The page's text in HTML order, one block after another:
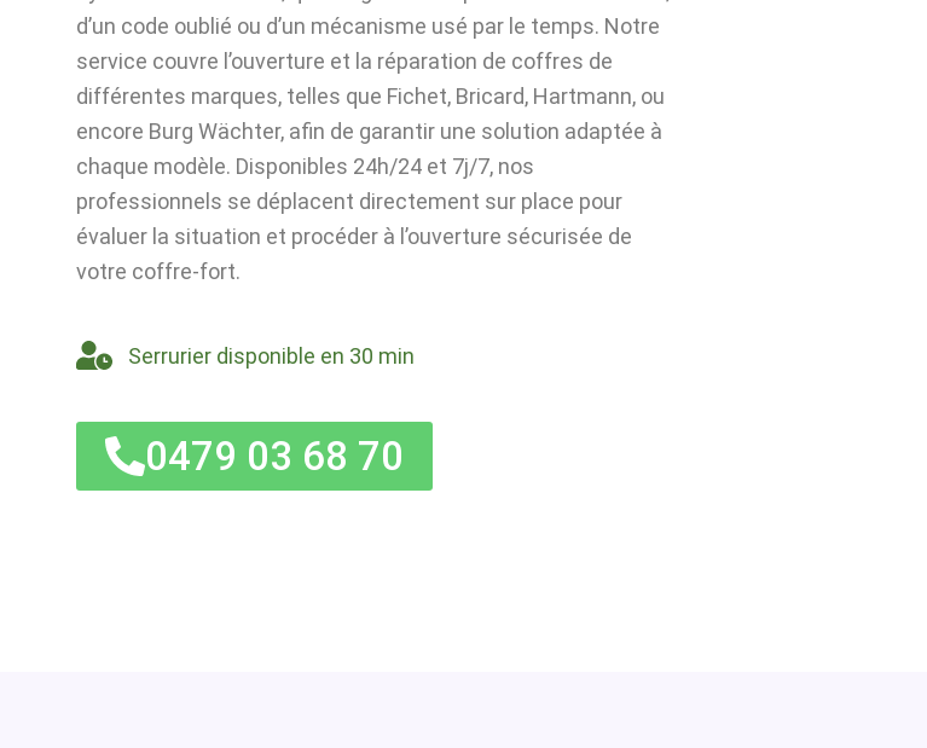
d’un code oublié ou d’un mécanisme usé par le temps. Notre
service couvre l’ouverture et la réparation de coffres de
différentes marques, telles que Fichet, Bricard, Hartmann, ou
encore Burg Wächter, afin de garantir une solution adaptée à
chaque modèle. Disponibles 24h/24 et 7j/7, nos
professionnels se déplacent directement sur place pour
évaluer la situation et procéder à l’ouverture sécurisée de
votre coffre-fort.
Serrurier disponible en 30 min
0479 03 68 70